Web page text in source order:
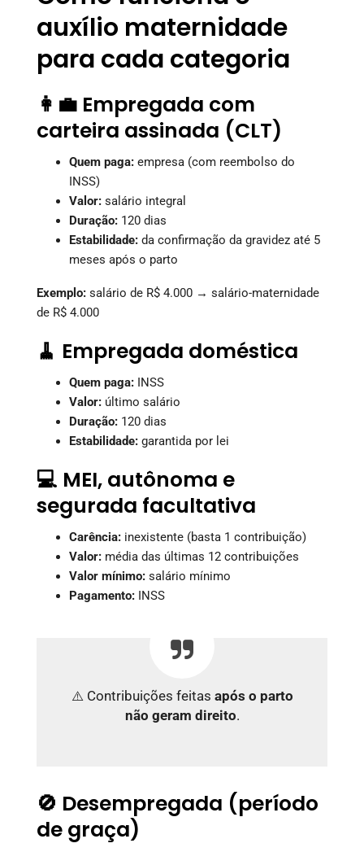
auxílio maternidade
para cada categoria
👩‍💼 Empregada com
carteira assinada (CLT)
Quem paga: empresa (com reembolso do
INSS)
Valor: salário integral
Duração: 120 dias
Estabilidade: da confirmação da gravidez até 5
meses após o parto
Exemplo: salário de R$ 4.000 → salário-maternidade
de R$ 4.000
🧹 Empregada doméstica
Quem paga: INSS
Valor: último salário
Duração: 120 dias
Estabilidade: garantida por lei
💻 MEI, autônoma e
segurada facultativa
Carência: inexistente (basta 1 contribuição)
Valor: média das últimas 12 contribuições
Valor mínimo: salário mínimo
Pagamento: INSS
⚠️ Contribuições feitas após o parto
não geram direito.
🚫 Desempregada (período
de graça)